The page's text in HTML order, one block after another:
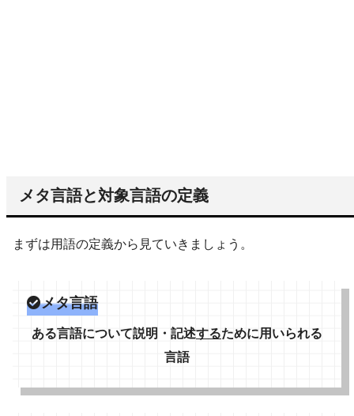
メタ言語と対象言語の定義
まずは用語の定義から見ていきましょう。
メタ言語
ある言語について説明・記述するために用いられる
言語